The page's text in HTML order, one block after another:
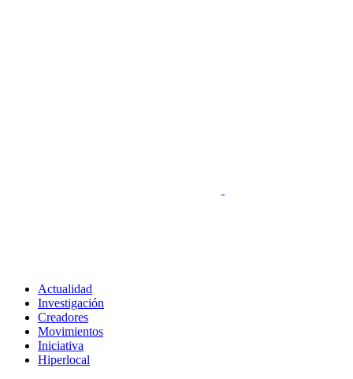
Actualidad
Investigación
Creadores
Movimientos
Iniciativa
Hiperlocal